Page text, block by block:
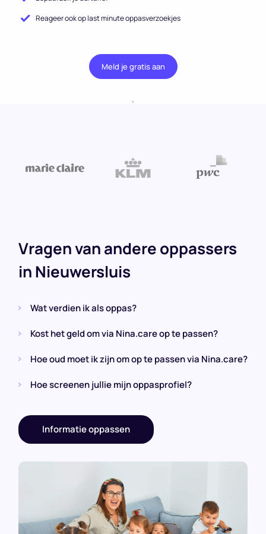
Reageer ook op last minute oppasverzoekjes
Meld je gratis aan
.
Vragen van andere oppassers
in Nieuwersluis
Wat verdien ik als oppas?
Kost het geld om via Nina.care op te passen?
Hoe oud moet ik zijn om op te passen via Nina.care?
Hoe screenen jullie mijn oppasprofiel?
Informatie oppassen